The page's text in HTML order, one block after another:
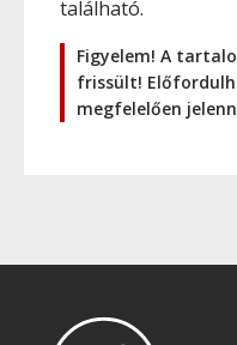
található.
Figyelem! A
frissült!
megfelelően